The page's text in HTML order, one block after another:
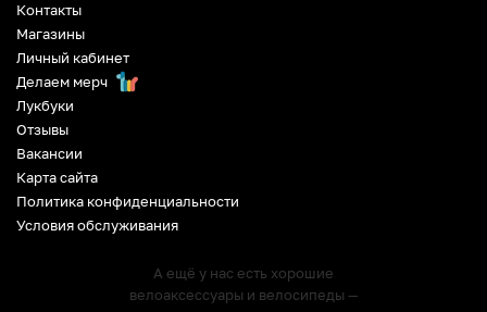
Контакты
Магазины
Личный кабинет
Делаем мерч
Лукбуки
Отзывы
Вакансии
Карта сайта
Политика конфиденциальности
Условия обслуживания
А ещё у нас есть хорошие
велоаксессуары и велосипеды —